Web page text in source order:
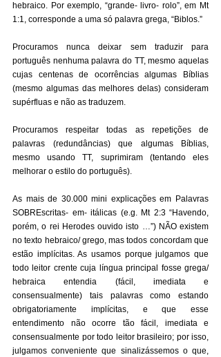
hebraico. Por exemplo, “grande- livro- rolo”, em Mt
1:1, corresponde a uma só palavra grega, “Biblos.”
Procuramos nunca deixar sem traduzir para
português nenhuma palavra do TT, mesmo aquelas
cujas centenas de ocorrências algumas Bíblias
(mesmo algumas das melhores delas) consideram
supérfluas e não as traduzem.
Procuramos respeitar todas as repetições de
palavras (redundâncias) que algumas Bíblias,
mesmo usando TT, suprimiram (tentando eles
melhorar o estilo do português).
As mais de 30.000 mini explicações em Palavras
SOBREscritas- em- itálicas (e.g. Mt 2:3 “Havendo,
porém, o rei Herodes ouvido isto …”) NÃO existem
no texto hebraico/ grego, mas todos concordam que
estão implícitas. As usamos porque julgamos que
todo leitor crente cuja língua principal fosse grega/
hebraica entendia (fácil, imediata e
consensualmente) tais palavras como estando
obrigatoriamente implícitas, e que esse
entendimento não ocorre tão fácil, imediata e
consensualmente por todo leitor brasileiro; por isso,
julgamos conveniente que sinalizássemos o que,